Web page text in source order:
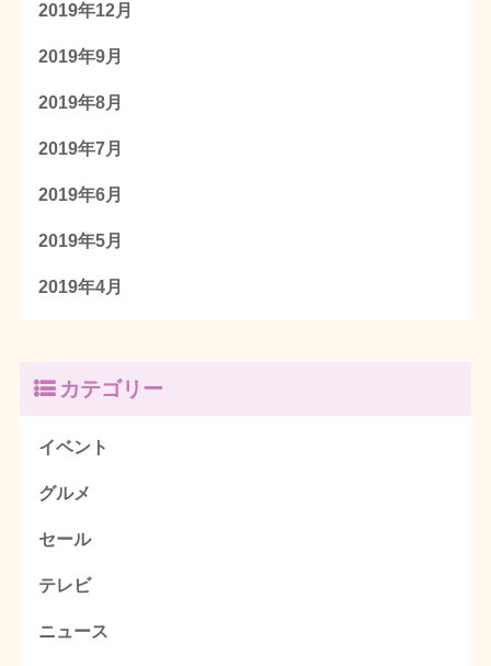
2019年12月
2019年9月
2019年8月
2019年7月
2019年6月
2019年5月
2019年4月
カテゴリー
イベント
グルメ
セール
テレビ
ニュース